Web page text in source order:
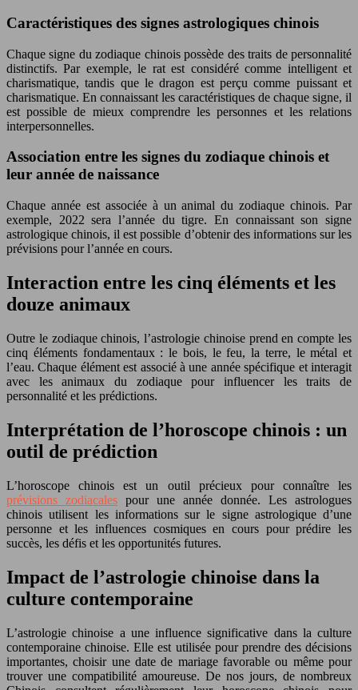
Caractéristiques des signes astrologiques chinois
Chaque signe du zodiaque chinois possède des traits de personnalité
distinctifs. Par exemple, le rat est considéré comme intelligent et
charismatique, tandis que le dragon est perçu comme puissant et
charismatique. En connaissant les caractéristiques de chaque signe, il
est possible de mieux comprendre les personnes et les relations
interpersonnelles.
Association entre les signes du zodiaque chinois et
leur année de naissance
Chaque année est associée à un animal du zodiaque chinois. Par
exemple, 2022 sera l’année du tigre. En connaissant son signe
astrologique chinois, il est possible d’obtenir des informations sur les
prévisions pour l’année en cours.
Interaction entre les cinq éléments et les
douze animaux
Outre le zodiaque chinois, l’astrologie chinoise prend en compte les
cinq éléments fondamentaux : le bois, le feu, la terre, le métal et
l’eau. Chaque élément est associé à une année spécifique et interagit
avec les animaux du zodiaque pour influencer les traits de
personnalité et les prédictions.
Interprétation de l’horoscope chinois : un
outil de prédiction
L’horoscope chinois est un outil précieux pour connaître les
prévisions zodiacales pour une année donnée. Les astrologues
chinois utilisent les informations sur le signe astrologique d’une
personne et les influences cosmiques en cours pour prédire les
succès, les défis et les opportunités futures.
Impact de l’astrologie chinoise dans la
culture contemporaine
L’astrologie chinoise a une influence significative dans la culture
contemporaine chinoise. Elle est utilisée pour prendre des décisions
importantes, choisir une date de mariage favorable ou même pour
trouver une compatibilité amoureuse. De nos jours, de nombreux